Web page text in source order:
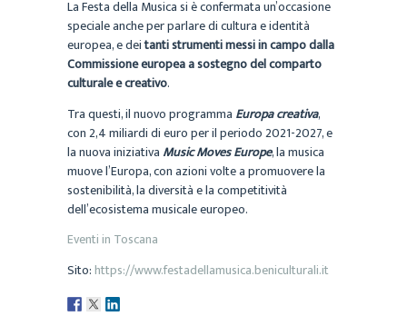
La Festa della Musica si è confermata un’occasione
speciale anche per parlare di cultura e identità
europea, e deitanti strumenti messi in campo dalla
Commissione europea a sostegno del comparto
culturale e creativo.
Tra questi, il nuovo programma Europa creativa,
con 2,4 miliardi di euro per il periodo 2021-2027, e
la nuova iniziativa Music Moves Europe, la musica
muove l’Europa, con azioni volte a promuovere la
sostenibilità, la diversità e la competitività
dell’ecosistema musicale europeo.
Eventi in Toscana
Sito:https://www.festadellamusica.beniculturali.it